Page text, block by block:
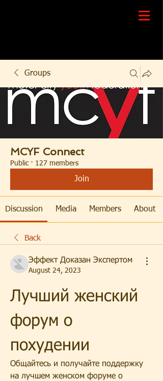
Groups
MCYF Connect
Public · 127 members
Join
Discussion Media Members About
Back
Эффект Доказан Экспертом
August 24, 2023
Лучший женский
форум о
похудении
Общайтесь и получайте поддержку
на лучшем женском форуме о